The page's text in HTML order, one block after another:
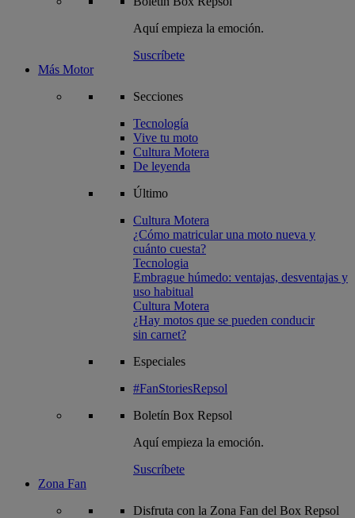
Aquí empieza la emoción.
Suscríbete
Más Motor
Secciones
Tecnología
Vive tu moto
Cultura Motera
De leyenda
Último
Cultura Motera
¿Cómo matricular una moto nueva y
cuánto cuesta?
Tecnologia
Embrague húmedo: ventajas, desventajas y
uso habitual
Cultura Motera
¿Hay motos que se pueden conducir
sin carnet?
Especiales
#FanStoriesRepsol
Boletín Box Repsol
Aquí empieza la emoción.
Suscríbete
Zona Fan
Disfruta con la Zona Fan del Box Repsol